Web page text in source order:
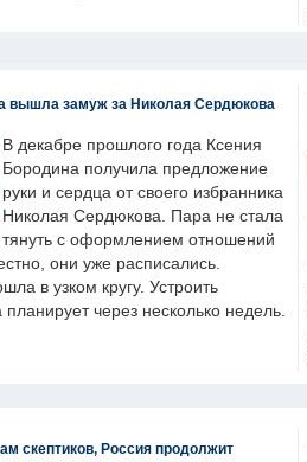
вышла замуж за Николая Сердюкова
В декабре прошлого года Ксения
Бородина получила предложение
руки и сердца от своего избранника
Николая Сердюкова. Пара не стала
тянуть с оформлением отношений
они уже расписались.
в узком кругу. Устроить
планирует через несколько недель.
скептиков, Россия продолжит